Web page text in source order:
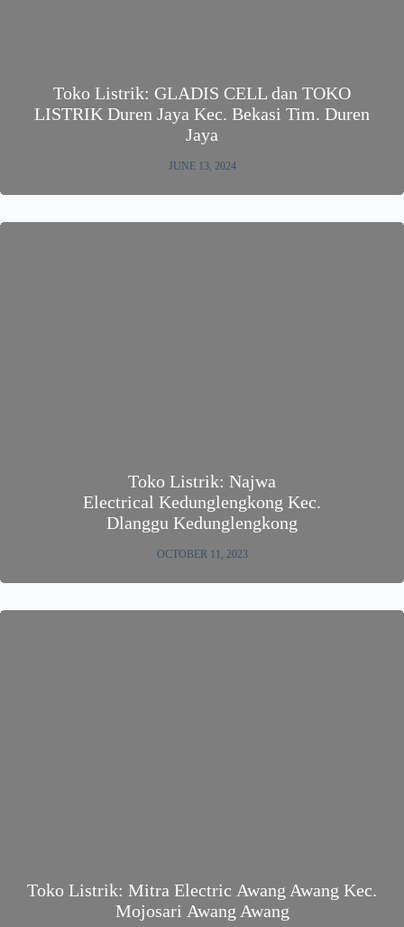
Toko Listrik: GLADIS CELL dan TOKO
LISTRIK Duren Jaya Kec. Bekasi Tim. Duren
Jaya
JUNE 13, 2024
Toko Listrik: Najwa
Electrical Kedunglengkong Kec.
Dlanggu Kedunglengkong
OCTOBER 11, 2023
Toko Listrik: Mitra Electric Awang Awang Kec.
Mojosari Awang Awang